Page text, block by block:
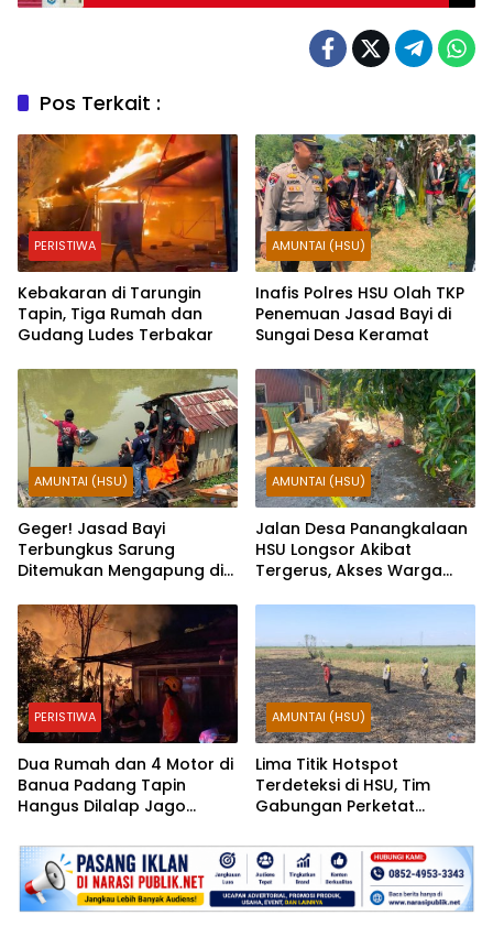
Kalimantan
Pos Terkait :
PERISTIWA
Kebakaran di Tarungin
Tapin, Tiga Rumah dan
Gudang Ludes Terbakar
AMUNTAI (HSU)
Inafis Polres HSU Olah TKP
Penemuan Jasad Bayi di
Sungai Desa Keramat
AMUNTAI (HSU)
Geger! Jasad Bayi
Terbungkus Sarung
Ditemukan Mengapung di
AMUNTAI (HSU)
Jalan Desa Panangkalaan
HSU Longsor Akibat
Tergerus, Akses Warga
PERISTIWA
Dua Rumah dan 4 Motor di
Banua Padang Tapin
Hangus Dilalap Jago
AMUNTAI (HSU)
Lima Titik Hotspot
Terdeteksi di HSU, Tim
Gabungan Perketat